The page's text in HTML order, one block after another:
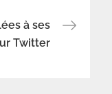
à ses
Twitter